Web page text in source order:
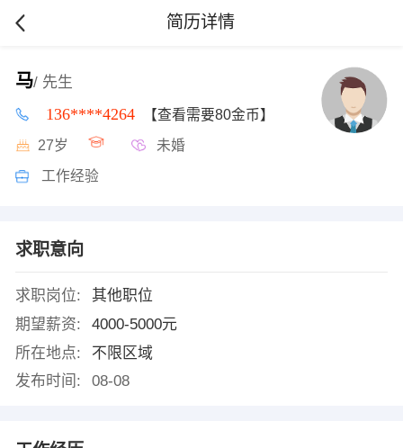
简历详情
马/ 先生
136****4264 【查看需要80金币】
27岁 未婚
工作经验
求职意向
求职岗位:
其他职位
期望薪资:
4000-5000元
所在地点:
不限区域
发布时间:
08-08